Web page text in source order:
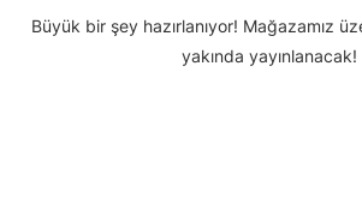
Büyük bir şey hazırlanıyor! Mağazamız
yakında yayınlanacak!